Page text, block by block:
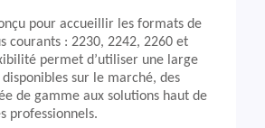
pour accueillir les formats de
courants : 2230, 2242, 2260 et
permet d’utiliser une large
disponibles sur le marché, des
de gamme aux solutions haut de
professionnels.